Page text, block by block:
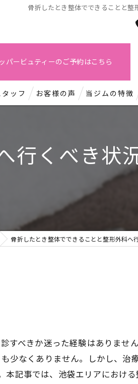
骨折したとき整体でできることと
パービュティーのご予約はこちら
タッフ お客様の声 当ジムの特徴
もみほぐし
行くべき状
骨折したとき整体でできることと整形外科へ
すべきか迷った経験はありませ
少なくありません。しかし、治
記事では、池袋エリアにおけ